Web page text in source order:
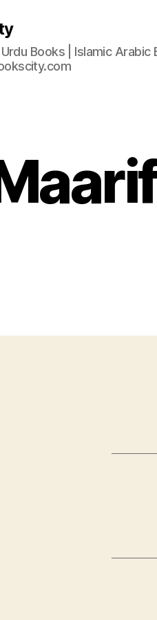
Books | Islamic Arabic